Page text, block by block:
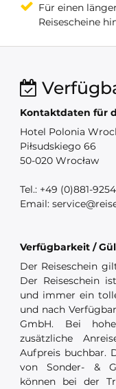
Für einen
Reisescheine
Kontaktdaten für
Hotel Polonia
Piłsudskiego 66
50-020 Wrocław
Tel.: +49 (0)881-
Email:
Verfügbarkeit /
Der Reiseschein
Der Reiseschein
und immer ein
und nach
GmbH. Bei
zusätzliche
Aufpreis buchbar.
von Sonder- &
können bei der